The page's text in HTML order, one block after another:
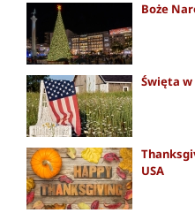
Boże
Święta w
USA